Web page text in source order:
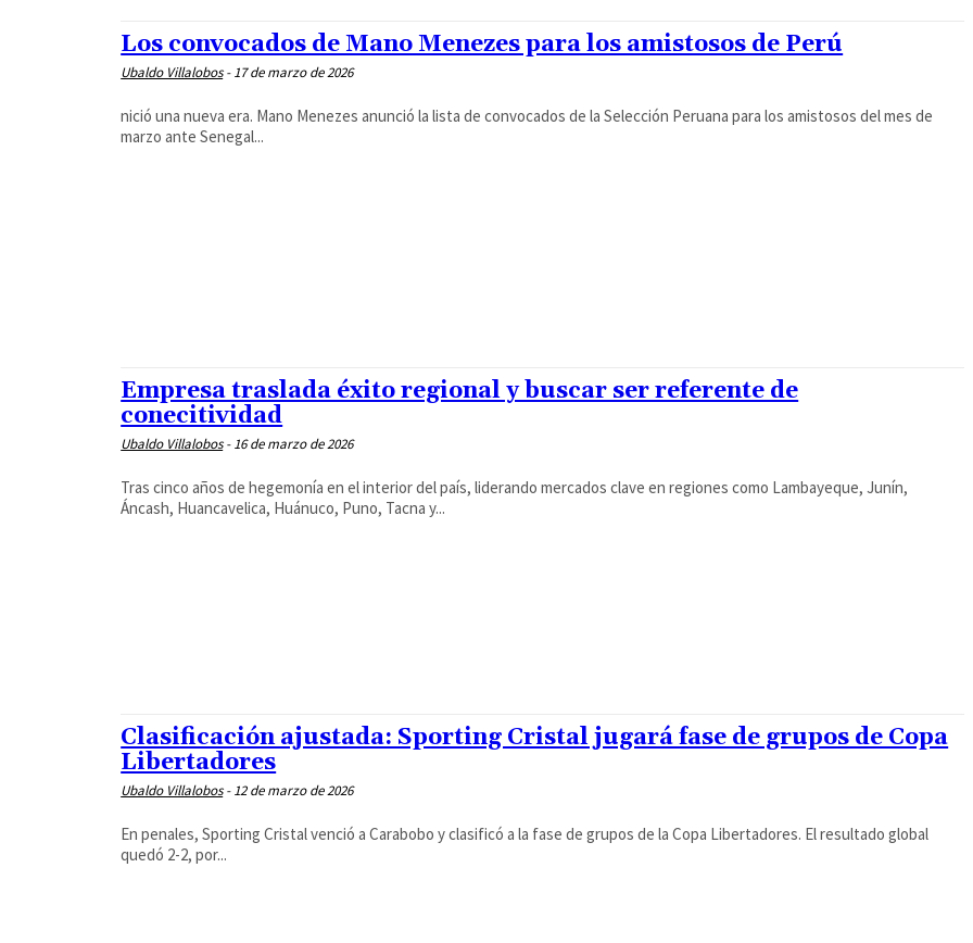
Los convocados de Mano Menezes para los amistosos de Perú
Ubaldo Villalobos - 17 de marzo de 2026
nició una nueva era. Mano Menezes anunció la lista de convocados de la Selección Peruana para los amistosos del mes de
marzo ante Senegal...
Empresa traslada éxito regional y buscar ser referente de
conecitividad
Ubaldo Villalobos - 16 de marzo de 2026
Tras cinco años de hegemonía en el interior del país, liderando mercados clave en regiones como Lambayeque, Junín,
Áncash, Huancavelica, Huánuco, Puno, Tacna y...
Clasificación ajustada: Sporting Cristal jugará fase de grupos de Copa
Libertadores
Ubaldo Villalobos - 12 de marzo de 2026
En penales, Sporting Cristal venció a Carabobo y clasificó a la fase de grupos de la Copa Libertadores. El resultado global
quedó 2-2, por...